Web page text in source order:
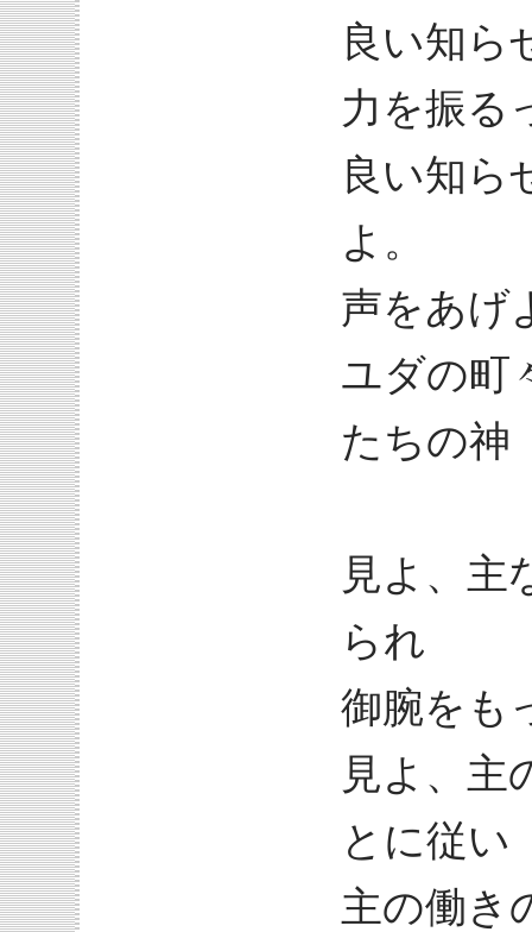
良い知ら
力を振る
良い知ら
よ。
声をあげ
ユダの町
たちの神
見よ、主
られ
御腕をも
見よ、主
とに従い
主の働き